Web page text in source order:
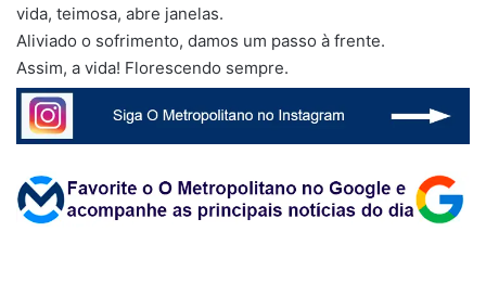
vida, teimosa, abre janelas.
Aliviado o sofrimento, damos um passo à frente.
Assim, a vida! Florescendo sempre.